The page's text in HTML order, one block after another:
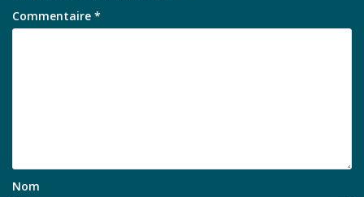
Commentaire *
Nom